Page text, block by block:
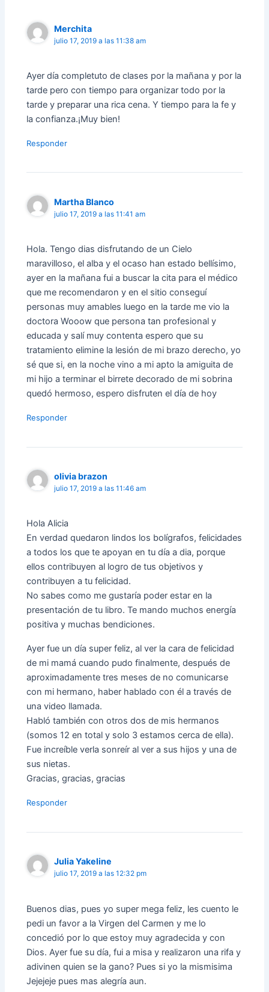
Merchita
julio 17, 2019 a las 11:38 am
Ayer día completuto de clases por la mañana y por la
tarde pero con tiempo para organizar todo por la
tarde y preparar una rica cena. Y tiempo para la fe y
la confianza.¡Muy bien!
Responder
Martha Blanco
julio 17, 2019 a las 11:41 am
Hola. Tengo dias disfrutando de un Cielo
maravilloso, el alba y el ocaso han estado bellísimo,
ayer en la mañana fui a buscar la cita para el médico
que me recomendaron y en el sitio conseguí
personas muy amables luego en la tarde me vio la
doctora Wooow que persona tan profesional y
educada y salí muy contenta espero que su
tratamiento elimine la lesión de mi brazo derecho, yo
sé que si, en la noche vino a mi apto la amiguita de
mi hijo a terminar el birrete decorado de mi sobrina
quedó hermoso, espero disfruten el día de hoy
Responder
olivia brazon
julio 17, 2019 a las 11:46 am
Hola Alicia
En verdad quedaron lindos los bolígrafos, felicidades
a todos los que te apoyan en tu día a dia, porque
ellos contribuyen al logro de tus objetivos y
contribuyen a tu felicidad.
No sabes como me gustaría poder estar en la
presentación de tu libro. Te mando muchos energía
positiva y muchas bendiciones.
Ayer fue un día super feliz, al ver la cara de felicidad
de mi mamá cuando pudo finalmente, después de
aproximadamente tres meses de no comunicarse
con mi hermano, haber hablado con él a través de
una video llamada.
Habló también con otros dos de mis hermanos
(somos 12 en total y solo 3 estamos cerca de ella).
Fue increíble verla sonreír al ver a sus hijos y una de
sus nietas.
Gracias, gracias, gracias
Responder
Julia Yakeline
julio 17, 2019 a las 12:32 pm
Buenos dias, pues yo super mega feliz, les cuento le
pedi un favor a la Virgen del Carmen y me lo
concedió por lo que estoy muy agradecida y con
Dios. Ayer fue su día, fui a misa y realizaron una rifa y
adivinen quien se la gano? Pues si yo la mismisima
Jejejeje pues mas alegría aun.